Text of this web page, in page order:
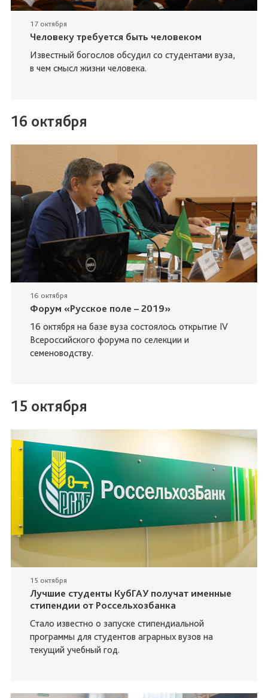
17 октября
Человеку требуется быть человеком
Известный богослов обсудил со студентами вуза,
в чем смысл жизни человека.
16 октября
16 октября
Форум «Русское поле – 2019»
16 октября на базе вуза состоялось открытие IV
Всероссийского форума по селекции и
семеноводству.
15 октября
15 октября
Лучшие студенты КубГАУ получат именные
стипендии от Россельхозбанка
Стало известно о запуске стипендиальной
программы для студентов аграрных вузов на
текущий учебный год.